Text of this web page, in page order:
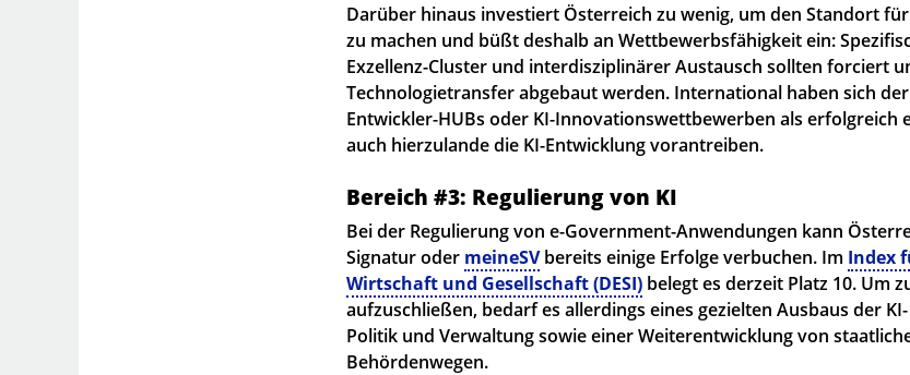
Darüber hinaus investiert Österreich zu wenig, um den Standort
zu machen und büßt deshalb an Wettbewerbsfähigkeit ein:
Exzellenz-Cluster und interdisziplinärer Austausch sollten forciert
Technologietransfer abgebaut werden. International haben sich
Entwickler-HUBs oder KI-Innovationswettbewerben als erfolgreich
auch hierzulande die KI-Entwicklung vorantreiben.
Bereich #3: Regulierung von KI
Bei der Regulierung von e-Government-Anwendungen kann
Signatur oder meineSVbereits einige Erfolge verbuchen. Im Index
Wirtschaft und Gesellschaft (DESI) belegt es derzeit Platz 10. Um
aufzuschließen, bedarf es allerdings eines gezielten Ausbaus der
Politik und Verwaltung sowie einer Weiterentwicklung von
Behördenwegen.